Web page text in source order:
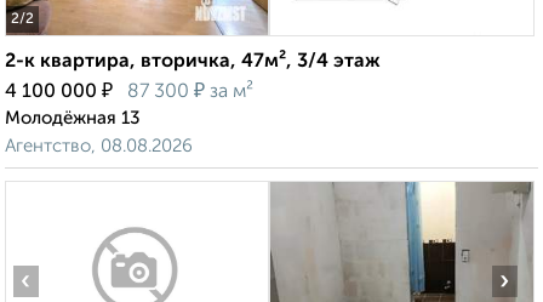
2/2
2-к квартира, вторичка, 47м², 3/4 этаж
4 100 000 ₽ 87 300 ₽ за м²
Молодёжная 13
Агентство, 08.08.2026
‹ ›